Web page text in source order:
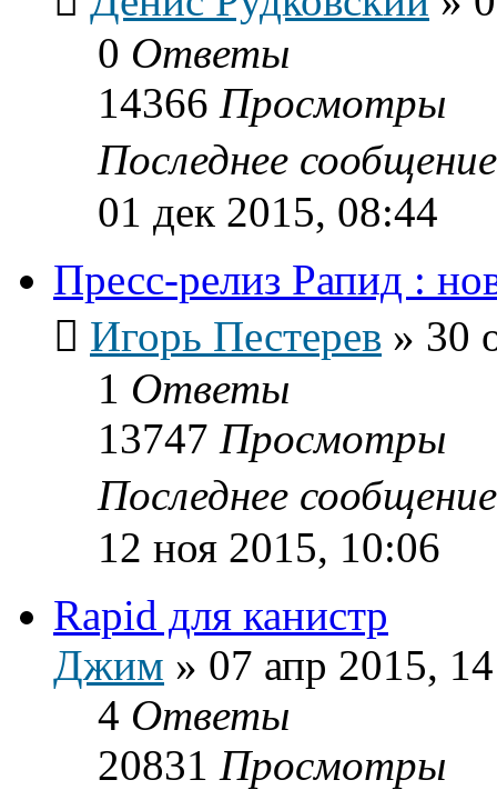
0 Ответы
14366 Просмотры
Последнее
01 дек 2015, 08:44
Пресс-релиз Рапид :
Игорь Пестерев » 30
1 Ответы
13747 Просмотры
Последнее
12 ноя 2015, 10:06
Rapid для канистр
Джим » 07 апр 2015,
4 Ответы
20831 Просмотры